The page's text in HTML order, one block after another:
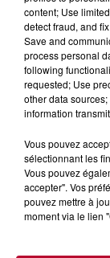
7h42
NOS IDÉES
Comme tous
rendez-vous à
envie de
content; Use
detect fraud, and
Save and
process personal
following
requested; Use
other data
information
Vous pouvez
sélectionnant les
Vous pouvez
accepter". Vos
pouvez mettre à
moment via le lien